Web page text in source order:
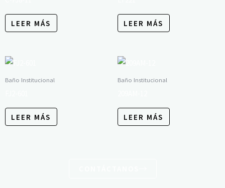
LEER MÁS LEER MÁS
Baño Institucional
LEER MÁS
Baño Institucional
LEER MÁS